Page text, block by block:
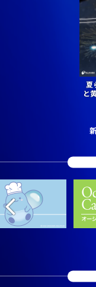
夏
と